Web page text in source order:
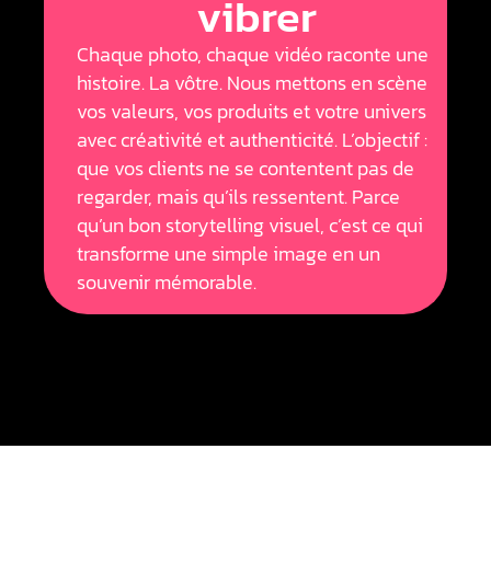
vibrer
Chaque photo, chaque vidéo raconte une
histoire. La vôtre. Nous mettons en scène
vos valeurs, vos produits et votre univers
avec créativité et authenticité. L’objectif :
que vos clients ne se contentent pas de
regarder, mais qu’ils ressentent. Parce
qu’un bon storytelling visuel, c’est ce qui
transforme une simple image en un
souvenir mémorable.